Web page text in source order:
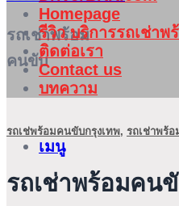
รถเช่าพร้อม
คนขับ
เมนู
Homepage
รีวิว บริการรถเช่า
ติดต่อเรา
Contact us
บทความ
รถเช่พร้อมคนขับกรุงเทพ, รถเช่าพร้
รถเช่าพร้อมคน